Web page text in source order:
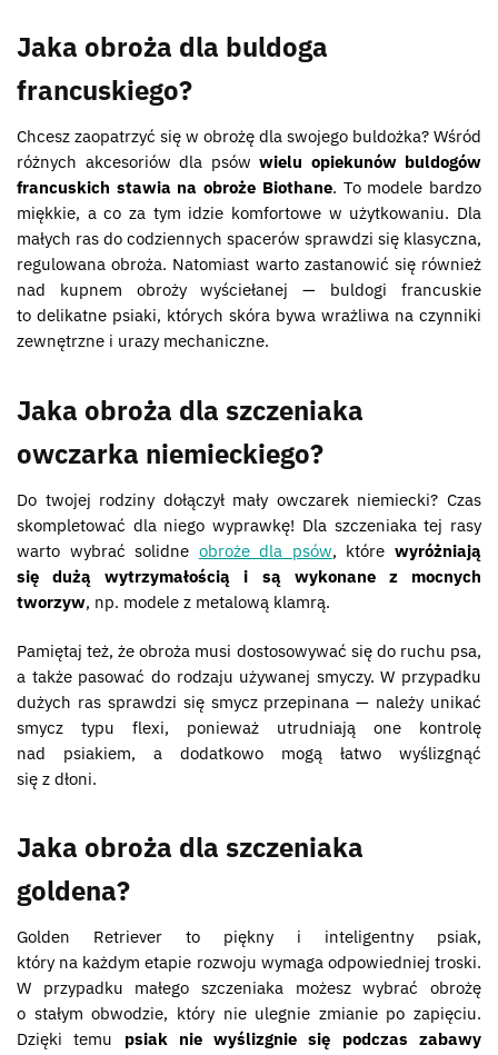
Jaka obroża dla buldoga
francuskiego?
Chcesz zaopatrzyć się w obrożę dla swojego buldożka? Wśród
różnych akcesoriów dla psów wielu opiekunów buldogów
francuskich stawia na obroże Biothane. To modele bardzo
miękkie, a co za tym idzie komfortowe w użytkowaniu. Dla
małych ras do codziennych spacerów sprawdzi się klasyczna,
regulowana obroża. Natomiast warto zastanowić się również
nad kupnem obroży wyściełanej — buldogi francuskie
to delikatne psiaki, których skóra bywa wrażliwa na czynniki
zewnętrzne i urazy mechaniczne.
Jaka obroża dla szczeniaka
owczarka niemieckiego?
Do twojej rodziny dołączył mały owczarek niemiecki? Czas
skompletować dla niego wyprawkę! Dla szczeniaka tej rasy
warto wybrać solidne obroże dla psów, którewyróżniają
się dużą wytrzymałością i są wykonane z mocnych
tworzyw, np. modele z metalową klamrą.
Pamiętaj też, że obroża musi dostosowywać się do ruchu psa,
a także pasować do rodzaju używanej smyczy. W przypadku
dużych ras sprawdzi się smycz przepinana — należy unikać
smycz typu flexi, ponieważ utrudniają one kontrolę
nad psiakiem, a dodatkowo mogą łatwo wyślizgnąć
się z dłoni.
Jaka obroża dla szczeniaka
goldena?
Golden Retriever to piękny i inteligentny psiak,
który na każdym etapie rozwoju wymaga odpowiedniej troski.
W przypadku małego szczeniaka możesz wybrać obrożę
o stałym obwodzie, który nie ulegnie zmianie po zapięciu.
Dzięki temu psiak nie wyślizgnie się podczas zabawy